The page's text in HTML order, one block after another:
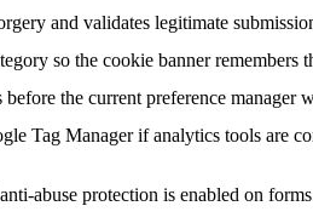
and validates legitimate
so the cookie banner remembers
the current preference manager
Tag Manager if analytics tools are
abuse protection is enabled on